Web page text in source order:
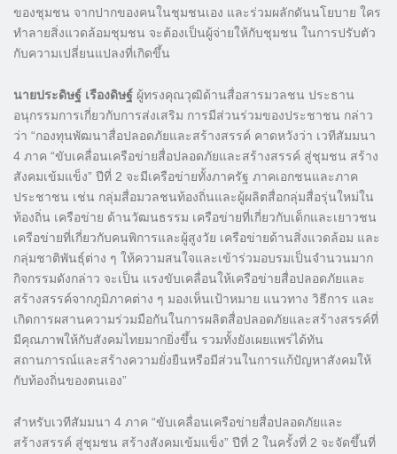
ของชุมชน จากปากของคนในชุมชนเอง และร่วมผลักดันนโยบาย ใคร
ทำลายสิ่งแวดล้อมชุมชน จะต้องเป็นผู้จ่ายให้กับชุมชน ในการปรับตัว
กับความเปลี่ยนแปลงที่เกิดขึ้น
นายประดิษฐ์ เรืองดิษฐ์ ผู้ทรงคุณวุฒิด้านสื่อสารมวลชน ประธาน
อนุกรรมการเกี่ยวกับการส่งเสริม การมีส่วนร่วมของประชาชน กล่าว
ว่า “กองทุนพัฒนาสื่อปลอดภัยและสร้างสรรค์ คาดหวังว่า เวทีสัมมนา
4 ภาค “ขับเคลื่อนเครือข่ายสื่อปลอดภัยและสร้างสรรค์ สู่ชุมชน สร้าง
สังคมเข้มแข็ง” ปีที่ 2 จะมีเครือข่ายทั้งภาครัฐ ภาคเอกชนและภาค
ประชาชน เช่น กลุ่มสื่อมวลชนท้องถิ่นและผู้ผลิตสื่อกลุ่มสื่อรุ่นใหม่ใน
ท้องถิ่น เครือข่าย ด้านวัฒนธรรม เครือข่ายที่เกี่ยวกับเด็กและเยาวชน
เครือข่ายที่เกี่ยวกับคนพิการและผู้สูงวัย เครือข่ายด้านสิ่งแวดล้อม และ
กลุ่มชาติพันธุ์ต่าง ๆ ให้ความสนใจและเข้าร่วมอบรมเป็นจำนวนมาก
กิจกรรมดังกล่าว จะเป็น แรงขับเคลื่อนให้เครือข่ายสื่อปลอดภัยและ
สร้างสรรค์จากภูมิภาคต่าง ๆ มองเห็นเป้าหมาย แนวทาง วิธีการ และ
เกิดการผสานความร่วมมือกันในการผลิตสื่อปลอดภัยและสร้างสรรค์ที่
มีคุณภาพให้กับสังคมไทยมากยิ่งขึ้น รวมทั้งยังเผยแพร่ได้ทัน
สถานการณ์และสร้างความยั่งยืนหรือมีส่วนในการแก้ปัญหาสังคมให้
กับท้องถิ่นของตนเอง”
สำหรับเวทีสัมมนา 4 ภาค “ขับเคลื่อนเครือข่ายสื่อปลอดภัยและ
สร้างสรรค์ สู่ชุมชน สร้างสังคมเข้มแข็ง” ปีที่ 2 ในครั้งที่ 2 จะจัดขึ้นที่